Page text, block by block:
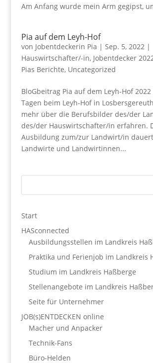
Am Anfang wurde mein Arm gegipst,
Pia auf dem Leyh-Hof
von Jobentdeckerin Pia | Sep. 5, 2022|
Hauswirtschafter/-in, Jobentdecker
Pias Berichte, Uncategorized
BloGbeitrag Pia auf dem Leyh-Hof
Tagen beim Leyh-Hof in
mehr über die Berufsbilder des/der
des/der Hauswirtschafter/in erfahren.
Ausbildung zum/zur Landwirt/in dauert
Landwirte und Landwirtinnen...
Start
HASconnected
Ausbildungsstellen im Landkreis
Praktika und Ferienjob im Landkreis
Studium im Landkreis Haßberge
Stellenangebote im Landkreis
Seite für Unternehmer
JOB(s)ENTDECKEN online
Macher und Anpacker
Technik-Fans
Büro-Helden